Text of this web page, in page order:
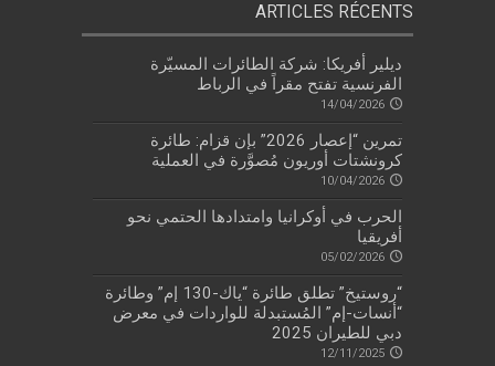
ARTICLES RÉCENTS
ديلير أفريكا: شركة الطائرات المسيّرة
الفرنسية تفتح مقراً في الرباط
14/04/2026
تمرين “إعصار 2026” بإن قزام: طائرة
كرونشتات أوريون مُصوَّرة في العملية
10/04/2026
الحرب في أوكرانيا وامتدادها الحتمي نحو
أفريقيا
05/02/2026
“روستيخ” تطلق طائرة “ياك-130 إم” وطائرة
“أنسات-إم” المُستبدلة للواردات في معرض
دبي للطيران 2025
12/11/2025